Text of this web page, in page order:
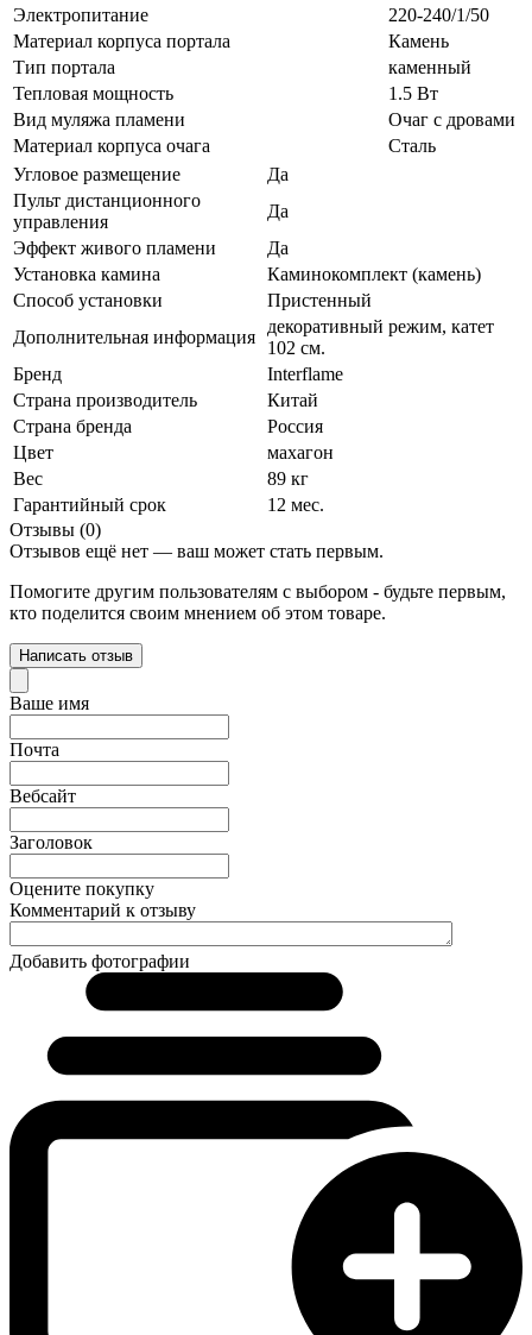
Электропитание
220-240/1/50
Материал корпуса портала
Камень
Тип портала
каменный
Тепловая мощность
1.5 Вт
Вид муляжа пламени
Очаг с дровами
Материал корпуса очага
Сталь
Угловое размещение
Да
Пульт дистанционного
управления
Да
Эффект живого пламени
Да
Установка камина
Каминокомплект (камень)
Способ установки
Пристенный
Дополнительная информация
декоративный режим, катет
102 см.
Бренд
Interflame
Страна производитель
Китай
Страна бренда
Россия
Цвет
махагон
Вес
89 кг
Гарантийный срок
12 мес.
Отзывы (0)
Отзывов ещё нет — ваш может стать первым.
Помогите другим пользователям с выбором - будьте первым,
кто поделится своим мнением об этом товаре.
Написать отзыв
Ваше имя
Почта
Вебсайт
Заголовок
Оцените покупку
Комментарий к отзыву
Добавить фотографии